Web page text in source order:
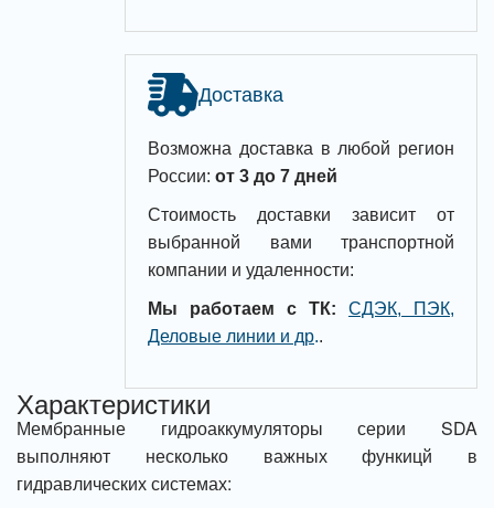
Доставка
Возможна доставка в любой регион
России: от 3 до 7 дней
Стоимость доставки зависит от
выбранной вами транспортной
компании и удаленности:
Мы работаем с ТК:
СДЭК, ПЭК,
Деловые линии и др..
Характеристики
Мембранные гидроаккумуляторы серии SDA
выполняют несколько важных функицй в
гидравлических системах: